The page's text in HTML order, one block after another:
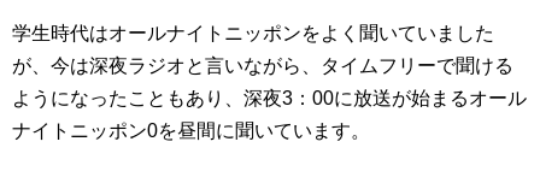
学生時代はオールナイトニッポンをよく聞いていました
が、今は深夜ラジオと言いながら、タイムフリーで聞ける
ようになったこともあり、深夜3：00に放送が始まるオール
ナイトニッポン0を昼間に聞いています。